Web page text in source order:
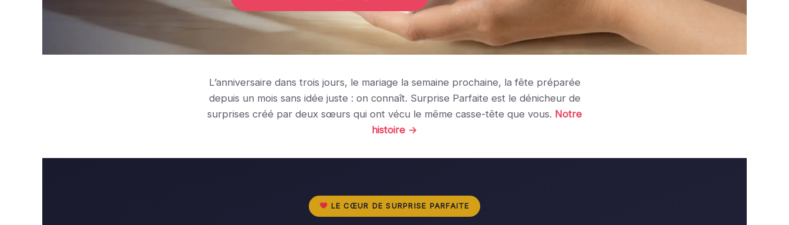
L’anniversaire dans trois jours, le mariage la semaine prochaine, la fête préparée
depuis un mois sans idée juste : on connaît. Surprise Parfaite est le dénicheur de
surprises créé par deux sœurs qui ont vécu le même casse-tête que vous. Notre
histoire →
LE CŒUR DE SURPRISE PARFAITE